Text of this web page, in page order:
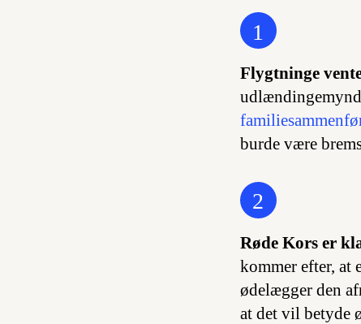
1
Flygtninge
burde være
2
Røde Kors er
kommer efter, at
ødelægger den
at det vil betyde